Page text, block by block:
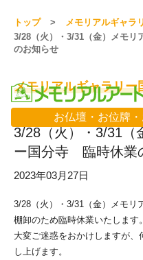
お仏壇・お位牌
トップ
メモリアルギャラ
3/28（火）・3/31（金）メモ
のお知らせ
メモリアルギャラリー
3/28（火）・3/31（
ー国分寺 臨時休業
2023年03月27日
3/28（火）・3/31（金）メモリ
棚卸のため臨時休業いたします。
大変ご迷惑をおかけしますが
し上げます。